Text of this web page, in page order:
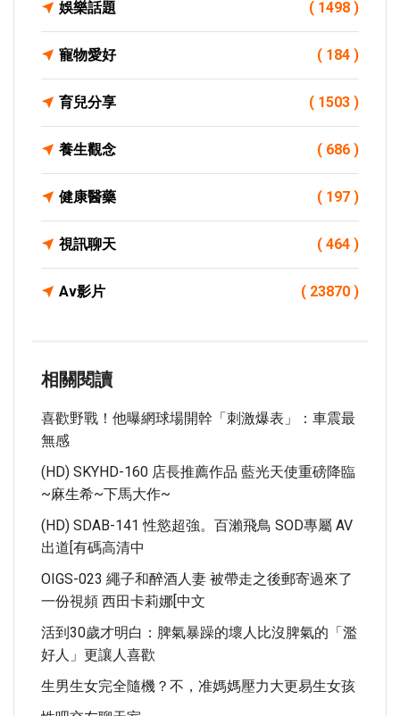
娛樂話題 ( 1498 )
寵物愛好 ( 184 )
育兒分享 ( 1503 )
養生觀念 ( 686 )
健康醫藥 ( 197 )
視訊聊天 ( 464 )
Av影片 ( 23870 )
相關閱讀
喜歡野戰！他曝網球場開幹「刺激爆表」：車震最
無感
(HD) SKYHD-160 店長推薦作品 藍光天使重磅降臨
~麻生希~下馬大作~
(HD) SDAB-141 性慾超強。百瀨飛鳥 SOD專屬 AV
出道[有碼高清中
OIGS-023 繩子和醉酒人妻 被帶走之後郵寄過來了
一份視頻 西田卡莉娜[中文
活到30歲才明白：脾氣暴躁的壞人比沒脾氣的「濫
好人」更讓人喜歡
生男生女完全隨機？不，准媽媽壓力大更易生女孩